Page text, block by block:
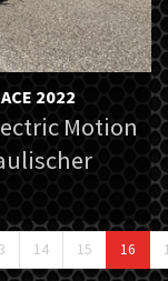
2022
Motion
14 15 16